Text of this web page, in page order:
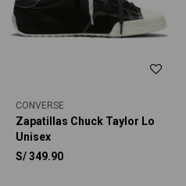
CONVERSE
Zapatillas Chuck Taylor Lo
Unisex
S/349.90